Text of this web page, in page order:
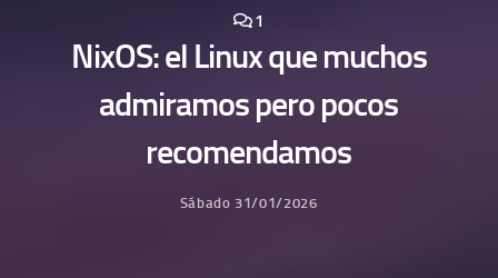
1
NixOS: el Linux que muchos
admiramos pero pocos
recomendamos
Sábado 31/01/2026